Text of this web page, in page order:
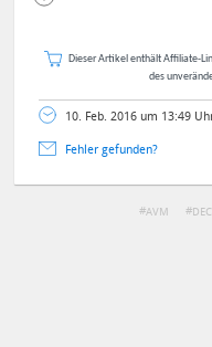
Dieser Artikel enthält Affiliate-
des
10. Feb. 2016 um 13:49
Fehler gefunden?
AVM